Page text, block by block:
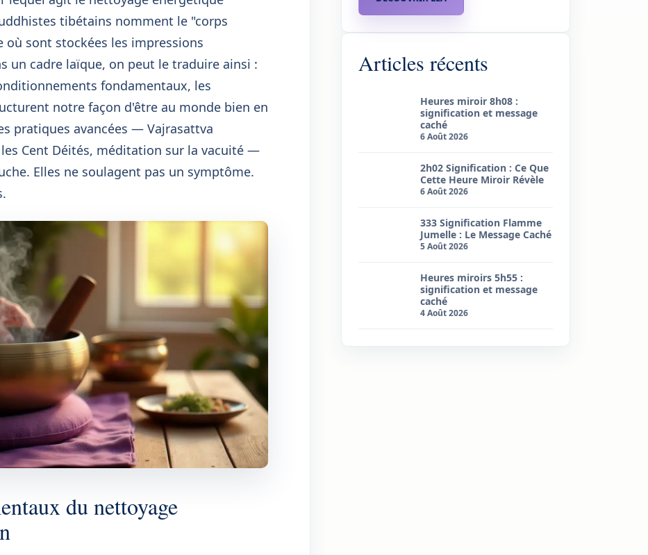
tibétains nomment le "corps
sont stockées les impressions
un cadre laïque, on peut le traduire ainsi :
fondamentaux, les
notre façon d'être au monde bien en
pratiques avancées — Vajrasattva
Cent Déités, méditation sur la vacuité —
Elles ne soulagent pas un symptôme.
du nettoyage
Articles récents
Heures miroir 8h08 :
signification et message
caché
6 Août 2026
2h02 Signification : Ce Que
Cette Heure Miroir Révèle
6 Août 2026
333 Signification Flamme
Jumelle : Le Message Caché
5 Août 2026
Heures miroirs 5h55 :
signification et message
caché
4 Août 2026